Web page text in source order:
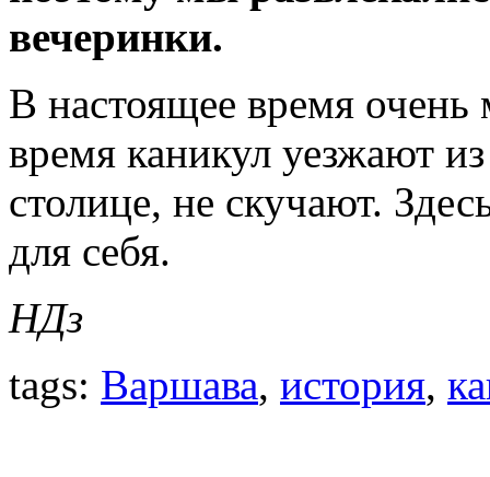
вечеринки.
В настоящее время
время каникул уезжают
столице, не скучают.
для себя.
НДз
tags: Варшава, история,